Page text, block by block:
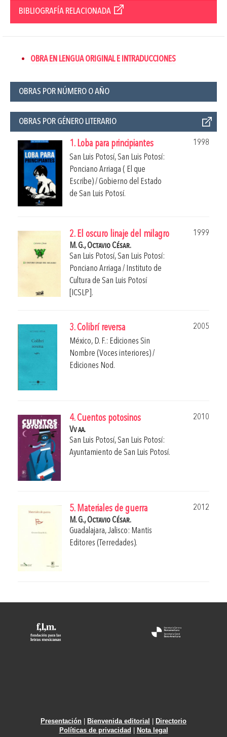
BIBLIOGRAFÍA RELACIONADA
OBRA EN LENGUA ORIGINAL E INTRADUCCIONES
OBRAS POR NÚMERO O AÑO
OBRAS POR GÉNERO LITERARIO
1. Loba para principiantes
1998
San Luis Potosí, San Luis Potosí:
Ponciano Arriaga ( El que
Escribe) / Gobierno del Estado
de San Luis Potosí.
2. El oscuro linaje del milagro
1999
M. G., Octavio César.
San Luis Potosí, San Luis Potosí:
Ponciano Arriaga / Instituto de
Cultura de San Luis Potosí
[ICSLP].
3. Colibrí reversa
2005
México, D. F.: Ediciones Sin
Nombre (Voces interiores) /
Ediciones Nod.
4. Cuentos potosinos
2010
Vv aa.
San Luis Potosí, San Luis Potosí:
Ayuntamiento de San Luis Potosí.
5. Materiales de guerra
2012
M. G., Octavio César.
Guadalajara, Jalisco: Mantis
Editores (Terredades).
Presentación Bienvenida editorial
Directorio
Políticas de privacidad
Nota legal